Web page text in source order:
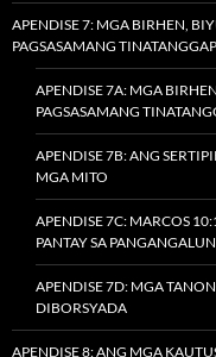
APENDISE 7: MGA BIRHEN,
PAGSASAMANG
APENDISE 7A: MGA
PAGSASAMANG
APENDISE 7B: ANG
MGA MITO
APENDISE 7C: MARCOS
PANTAY SA
APENDISE 7D: MGA
DIBORSYADA
APENDISE 8: ANG MGA